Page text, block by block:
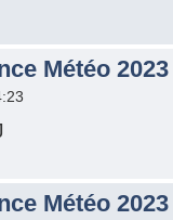
Météo 2023
Météo